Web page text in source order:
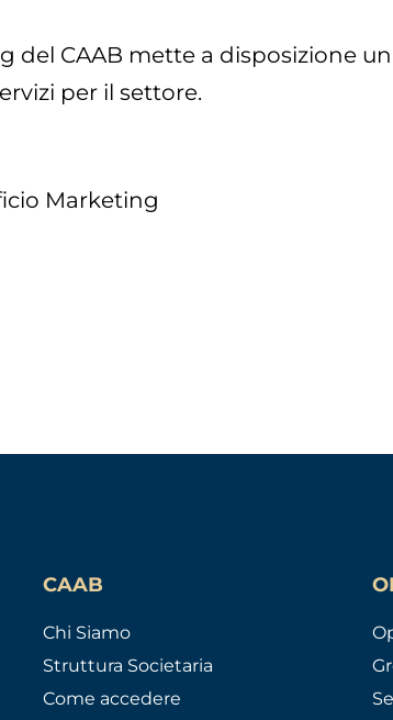
del CAAB mette a disposizione
per il settore.
Marketing
CAAB
Chi Siamo
Struttura Societaria
Come accedere